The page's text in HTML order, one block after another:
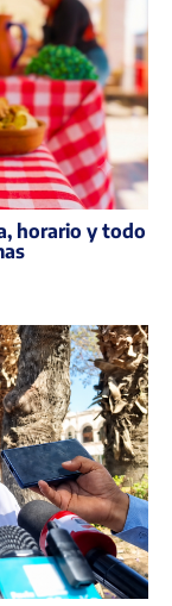
horario y todo